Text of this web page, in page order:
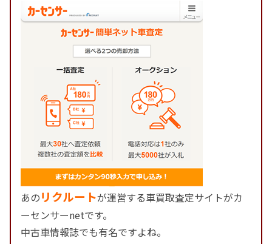
あのリクルートが運営する車買取査定サイトがカ
ーセンサーnetです。
中古車情報誌でも有名ですよね。